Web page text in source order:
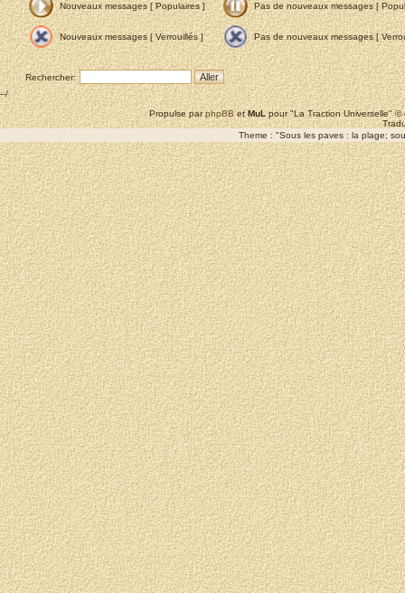
Nouveaux messages [ Populaires ] Pas de nouveaux messages [
Nouveaux messages [ Verrouillés ] Pas de nouveaux messages [
Rechercher:
--/
Propulse parphpBBetMuLpour "La Traction Universelle"
Theme : "Sous les paves : la plage;